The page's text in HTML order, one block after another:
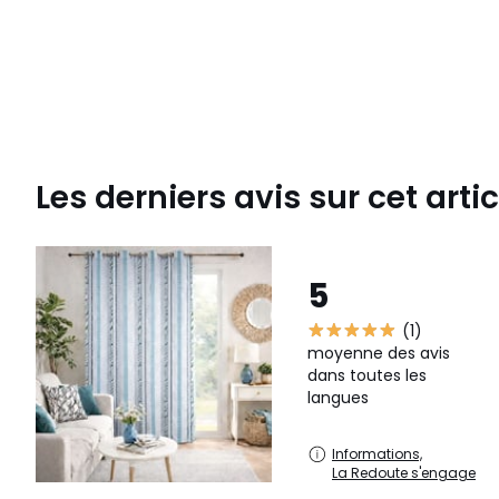
Les derniers avis sur cet
5
(1)
moyenne des avis
dans toutes les
langues
Informations,
La Redoute s'engage